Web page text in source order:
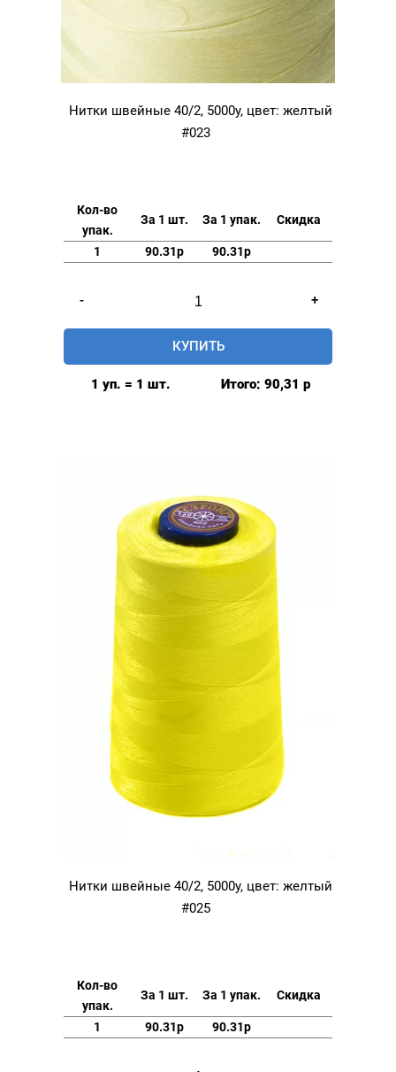
Нитки швейные 40/2, 5000у, цвет: желтый
#023
Кол-во
упак.
За 1 шт. За 1 упак. Скидка
1 90.31р 90.31р
-
товара
Нитки
швейные
+
КУПИТЬ
1 уп. = 1 шт. Итого: 90,31 р
Нитки швейные 40/2, 5000у, цвет: желтый
#025
Кол-во
упак.
За 1 шт. За 1 упак. Скидка
1 90.31р 90.31р